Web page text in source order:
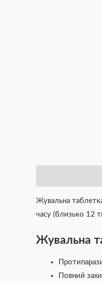
Жувальна
часу (близько 12
Жувальна
Повний